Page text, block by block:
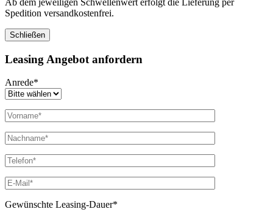
Ab dem jeweiligen Schwellenwert erfolgt die Lieferung per
Spedition versandkostenfrei.
Schließen
Leasing Angebot anfordern
Anrede*
Gewünschte Leasing-Dauer*